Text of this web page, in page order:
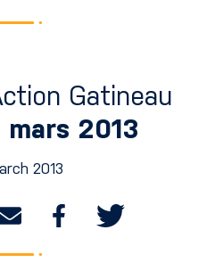
Gatineau
2013
2013